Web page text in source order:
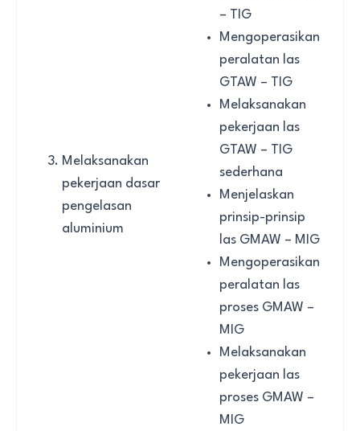
Melaksanakan
pekerjaan dasar
pengelasan
aluminium
– TIG
Mengoperasikan
peralatan las
GTAW – TIG
Melaksanakan
pekerjaan las
GTAW – TIG
sederhana
Menjelaskan
prinsip-prinsip
las GMAW – MIG
Mengoperasikan
peralatan las
proses GMAW –
MIG
Melaksanakan
pekerjaan las
proses GMAW –
MIG